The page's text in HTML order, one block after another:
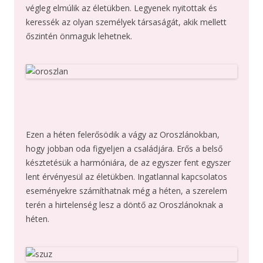
végleg elmúlik az életükben. Legyenek nyitottak és
keressék az olyan személyek társaságát, akik mellett
őszintén önmaguk lehetnek.
Ezen a héten felerősödik a vágy az Oroszlánokban,
hogy jobban oda figyeljen a családjára. Erős a belső
késztetésük a harmóniára, de az egyszer fent egyszer
lent érvényesül az életükben. Ingatlannal kapcsolatos
eseményekre számíthatnak még a héten, a szerelem
terén a hirtelenség lesz a döntő az Oroszlánoknak a
héten.